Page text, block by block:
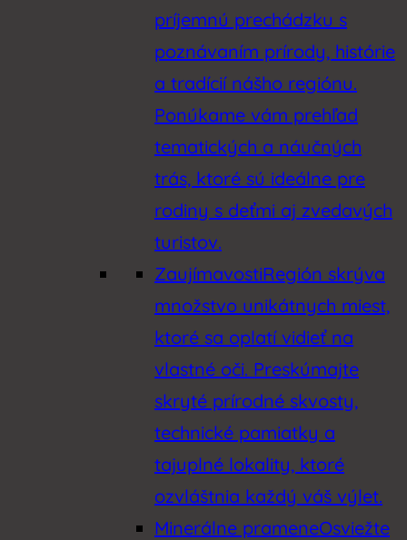
príjemnú prechádzku s
poznávaním prírody, histórie
a tradícií nášho regiónu.
Ponúkame vám prehľad
tematických a náučných
trás, ktoré sú ideálne pre
rodiny s deťmi aj zvedavých
turistov.
ZaujímavostiRegión skrýva
množstvo unikátnych miest,
ktoré sa oplatí vidieť na
vlastné oči. Preskúmajte
skryté prírodné skvosty,
technické pamiatky a
tajuplné lokality, ktoré
ozvláštnia každý váš výlet.
Minerálne prameneOsviežte